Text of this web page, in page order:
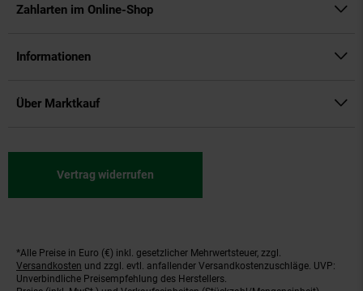
Zahlarten im Online-Shop
Informationen
Über Marktkauf
Vertrag widerrufen
Fußnoten
*Alle Preise in Euro (€) inkl. gesetzlicher Mehrwertsteuer, zzgl.
Versandkosten und zzgl. evtl. anfallender Versandkostenzuschläge. UVP:
Unverbindliche Preisempfehlung des Herstellers.